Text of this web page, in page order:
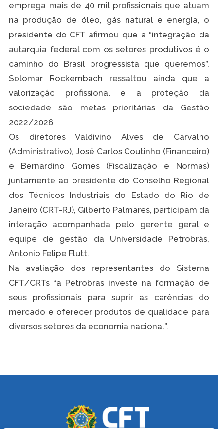
emprega mais de 40 mil profissionais que atuam
na produção de óleo, gás natural e energia, o
presidente do CFT afirmou que a “integração da
autarquia federal com os setores produtivos é o
caminho do Brasil progressista que queremos”.
Solomar Rockembach ressaltou ainda que a
valorização profissional e a proteção da
sociedade são metas prioritárias da Gestão
2022/2026.
Os diretores Valdivino Alves de Carvalho
(Administrativo), José Carlos Coutinho (Financeiro)
e Bernardino Gomes (Fiscalização e Normas)
juntamente ao presidente do Conselho Regional
dos Técnicos Industriais do Estado do Rio de
Janeiro (CRT-RJ), Gilberto Palmares, participam da
interação acompanhada pelo gerente geral e
equipe de gestão da Universidade Petrobrás,
Antonio Felipe Flutt.
Na avaliação dos representantes do Sistema
CFT/CRTs “a Petrobras investe na formação de
seus profissionais para suprir as carências do
mercado e oferecer produtos de qualidade para
diversos setores da economia nacional”.